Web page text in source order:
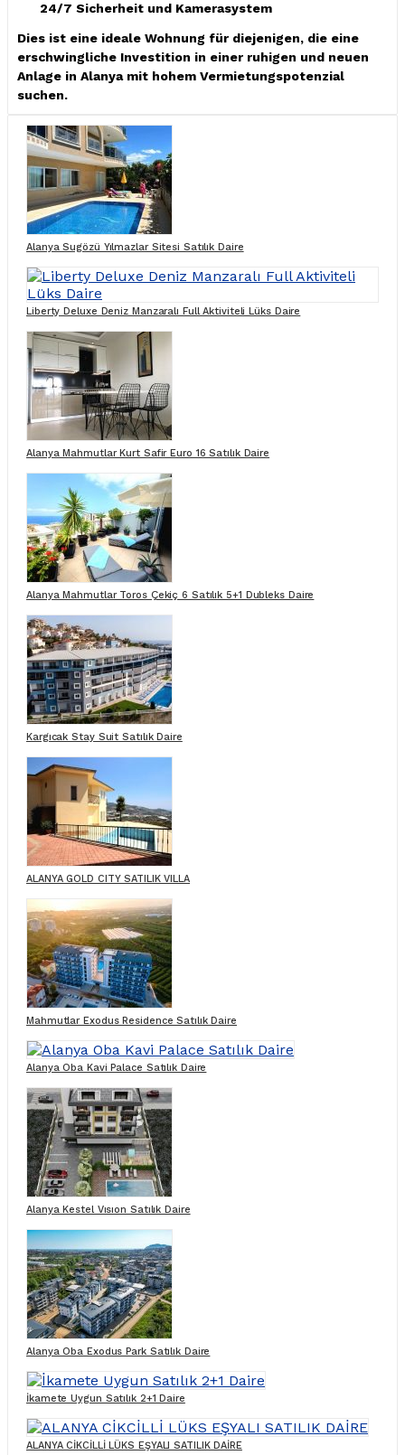
24/7 Sicherheit und Kamerasystem
Dies ist eine ideale Wohnung für diejenigen, die eine
erschwingliche Investition in einer ruhigen und neuen
Anlage in Alanya mit hohem Vermietungspotenzial
suchen.
Alanya Sugözü Yılmazlar Sitesi Satılık Daire
Liberty Deluxe Deniz Manzaralı Full Aktiviteli Lüks Daire
Alanya Mahmutlar Kurt Safir Euro 16 Satılık Daire
Alanya Mahmutlar Toros Çekiç 6 Satılık 5+1 Dubleks Daire
Kargıcak Stay Suit Satılık Daire
ALANYA GOLD CITY SATILIK VILLA
Mahmutlar Exodus Residence Satılık Daire
Alanya Oba Kavi Palace Satılık Daire
Alanya Kestel Vısıon Satılık Daire
Alanya Oba Exodus Park Satılık Daire
İkamete Uygun Satılık 2+1 Daire
ALANYA CİKCİLLİ LÜKS EŞYALI SATILIK DAİRE